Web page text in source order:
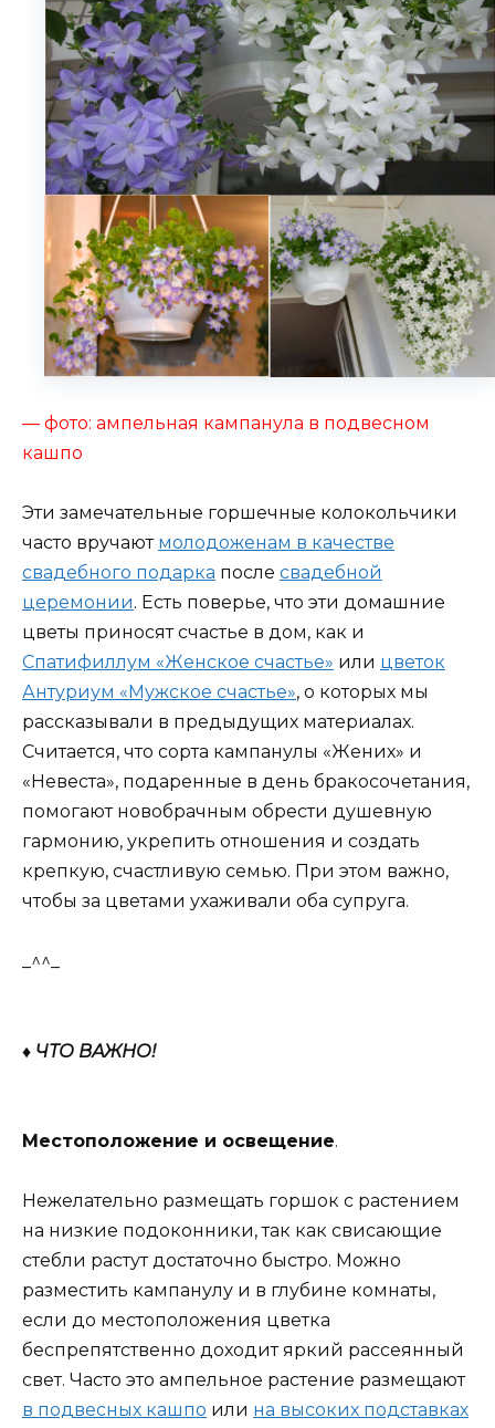
— фото: ампельная кампанула в подвесном
кашпо
Эти замечательные горшечные колокольчики
часто вручают молодоженам в качестве
свадебного подарка после свадебной
церемонии. Есть поверье, что эти домашние
цветы приносят счастье в дом, как и
Спатифиллум «Женское счастье» или цветок
Антуриум «Мужское счастье», о которых мы
рассказывали в предыдущих материалах.
Считается, что сорта кампанулы «Жених» и
«Невеста», подаренные в день бракосочетания,
помогают новобрачным обрести душевную
гармонию, укрепить отношения и создать
крепкую, счастливую семью. При этом важно,
чтобы за цветами ухаживали оба супруга.
_^^_
♦ ЧТО ВАЖНО!
Местоположение и освещение.
Нежелательно размещать горшок с растением
на низкие подоконники, так как свисающие
стебли растут достаточно быстро. Можно
разместить кампанулу и в глубине комнаты,
если до местоположения цветка
беспрепятственно доходит яркий рассеянный
свет. Часто это ампельное растение размещают
в подвесных кашпо или на высоких подставках